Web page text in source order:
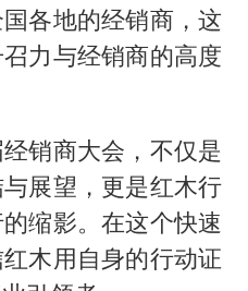
各地的经销商，这
力与经销商的高度
销商大会，不仅是
展望，更是红木行
缩影。在这个快速
木用自身的行动证